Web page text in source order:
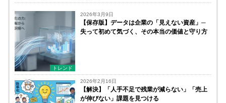
トレンド
2026年3月9日
【保存版】データは企業の「見えない資産」─
失って初めて気づく、その本当の価値と守り方
2026年2月16日
【解決】「人手不足で残業が減らない」「売上
が伸びない」課題を見つける